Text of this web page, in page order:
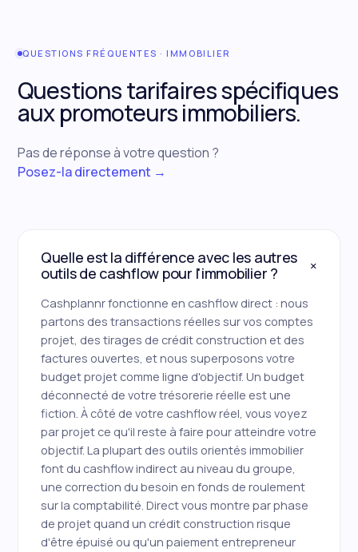
QUESTIONS FRÉQUENTES · IMMOBILIER
Questions tarifaires spécifiques
aux promoteurs immobiliers.
Pas de réponse à votre question ?
Posez-la directement →
Quelle est la différence avec les autres
outils de cashflow pour l'immobilier ?
+
Cashplannr fonctionne en cashflow direct : nous
partons des transactions réelles sur vos comptes
projet, des tirages de crédit construction et des
factures ouvertes, et nous superposons votre
budget projet comme ligne d'objectif. Un budget
déconnecté de votre trésorerie réelle est une
fiction. À côté de votre cashflow réel, vous voyez
par projet ce qu'il reste à faire pour atteindre votre
objectif. La plupart des outils orientés immobilier
font du cashflow indirect au niveau du groupe,
une correction du besoin en fonds de roulement
sur la comptabilité. Direct vous montre par phase
de projet quand un crédit construction risque
d'être épuisé ou qu'un paiement entrepreneur